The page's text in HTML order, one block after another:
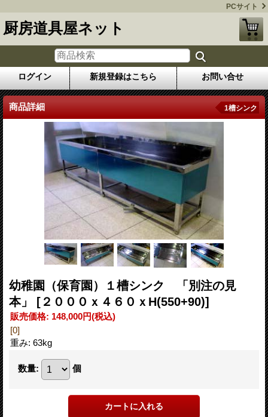
PCサイト
厨房道具屋ネット
ログイン 新規登録はこちら お問い合せ
商品詳細 1槽シンク
幼稚園（保育園）１槽シンク 「別注の見
本」
[２０００ｘ４６０ｘH(550+90)]
販売価格: 148,000円(税込)
[0]
重み: 63kg
数量: 個